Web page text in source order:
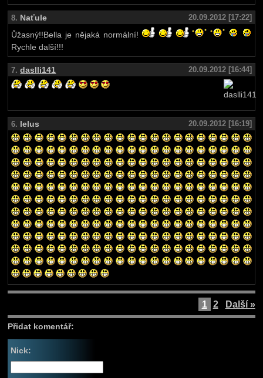
8. Naťule
20.09.2012 [17:22]
Ůžasný!!Bella je nějaká normální!
Rychle další!!!
7. daslli141 20.09.2012 [16:44]
6. lelus 20.09.2012 [16:19]
1 2 Další »
Přidat komentář:
Nick: